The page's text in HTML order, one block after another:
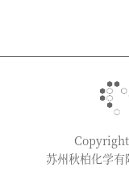
苏州秋柏化学